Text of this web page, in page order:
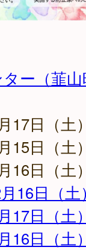
ー（韮
17日（土
15日（土
16日（土
16日（
17日（土
16日（土